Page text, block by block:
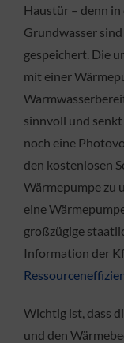
Haustür – denn
Grundwasser
gespeichert. Die
mit einer
sinnvoll und
noch eine
den kostenlosen
Wärmepumpe zu
eine
großzügige
Information der
Wichtig ist, dass
und den